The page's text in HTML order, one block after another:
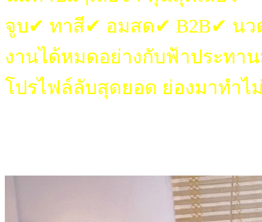
จูบ✔︎ ทาสี✔︎ อมสด✔︎ B2B✔︎ น
งานได้หมดอย่างกับฟ้าประทา
โปรไฟล์ลับสุดยอด ย่องมาทำไ